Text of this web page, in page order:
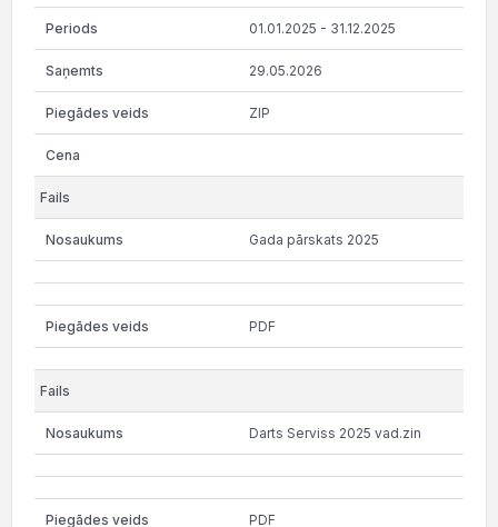
01.01.2025 - 31.12.2025
29.05.2026
ZIP
Gada pārskats 2025
PDF
Darts Serviss 2025 vad.zin
PDF